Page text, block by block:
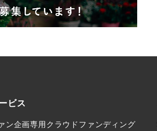
ビス
ン企画専用クラウドファンディング